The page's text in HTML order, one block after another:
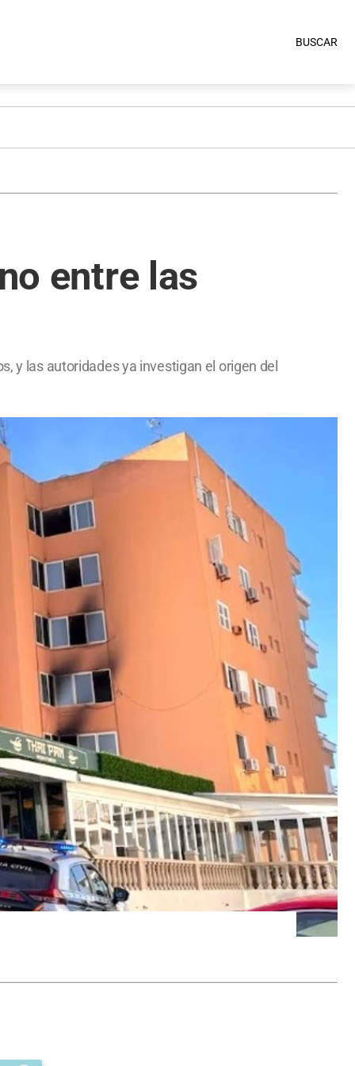
BUSCAR
entre las
y las autoridades ya investigan el origen del